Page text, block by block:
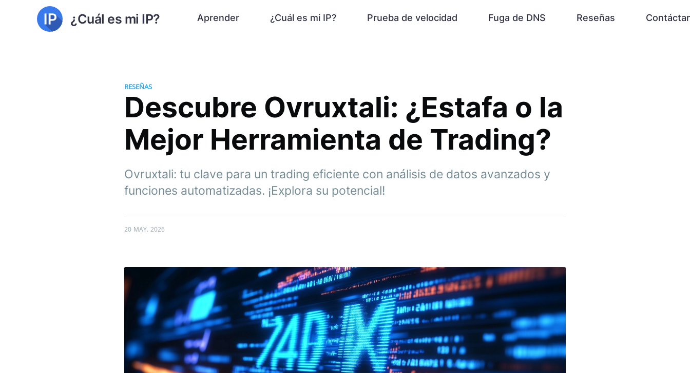
¿Cuál es mi IP? Aprender ¿Cuál es mi IP? Prueba de velocidad Fuga de DNS Reseñas
RESEÑAS
Descubre Ovruxtali: ¿Estafa o la
Mejor Herramienta de Trading?
Ovruxtali: tu clave para un trading eficiente con análisis de datos avanzados y
funciones automatizadas. ¡Explora su potencial!
20 MAY. 2026